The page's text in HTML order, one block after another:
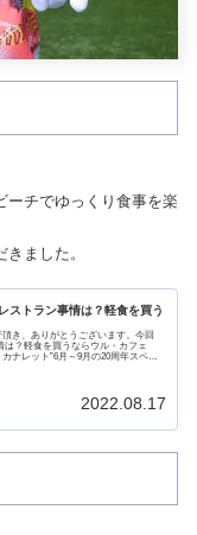
ーチでゆっくり食事を楽
ました。
ストラン事情は？軽食を買う
き、ありがとうございます。今回
？軽食を買うならウル・カフェ
ナレット”6月～9月の20周年スペシ
2022.08.17